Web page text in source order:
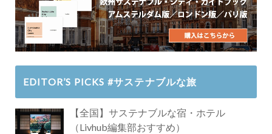
EDITOR’S PICKS #サステナブルな旅
【全国】サステナブルな宿・ホテル
（Livhub編集部おすすめ）